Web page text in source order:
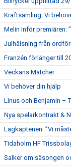
Kraftsamling: Vi
Melin inför premiären:
Julhälsning från
Franzén förlänger till
Veckans Matcher
Vi behöver din hjälp
Linus och Benjamin –
Nya spelarkontrakt &
Lagkaptenen: ”Vi
Tidaholm HF
Salker om säsongen